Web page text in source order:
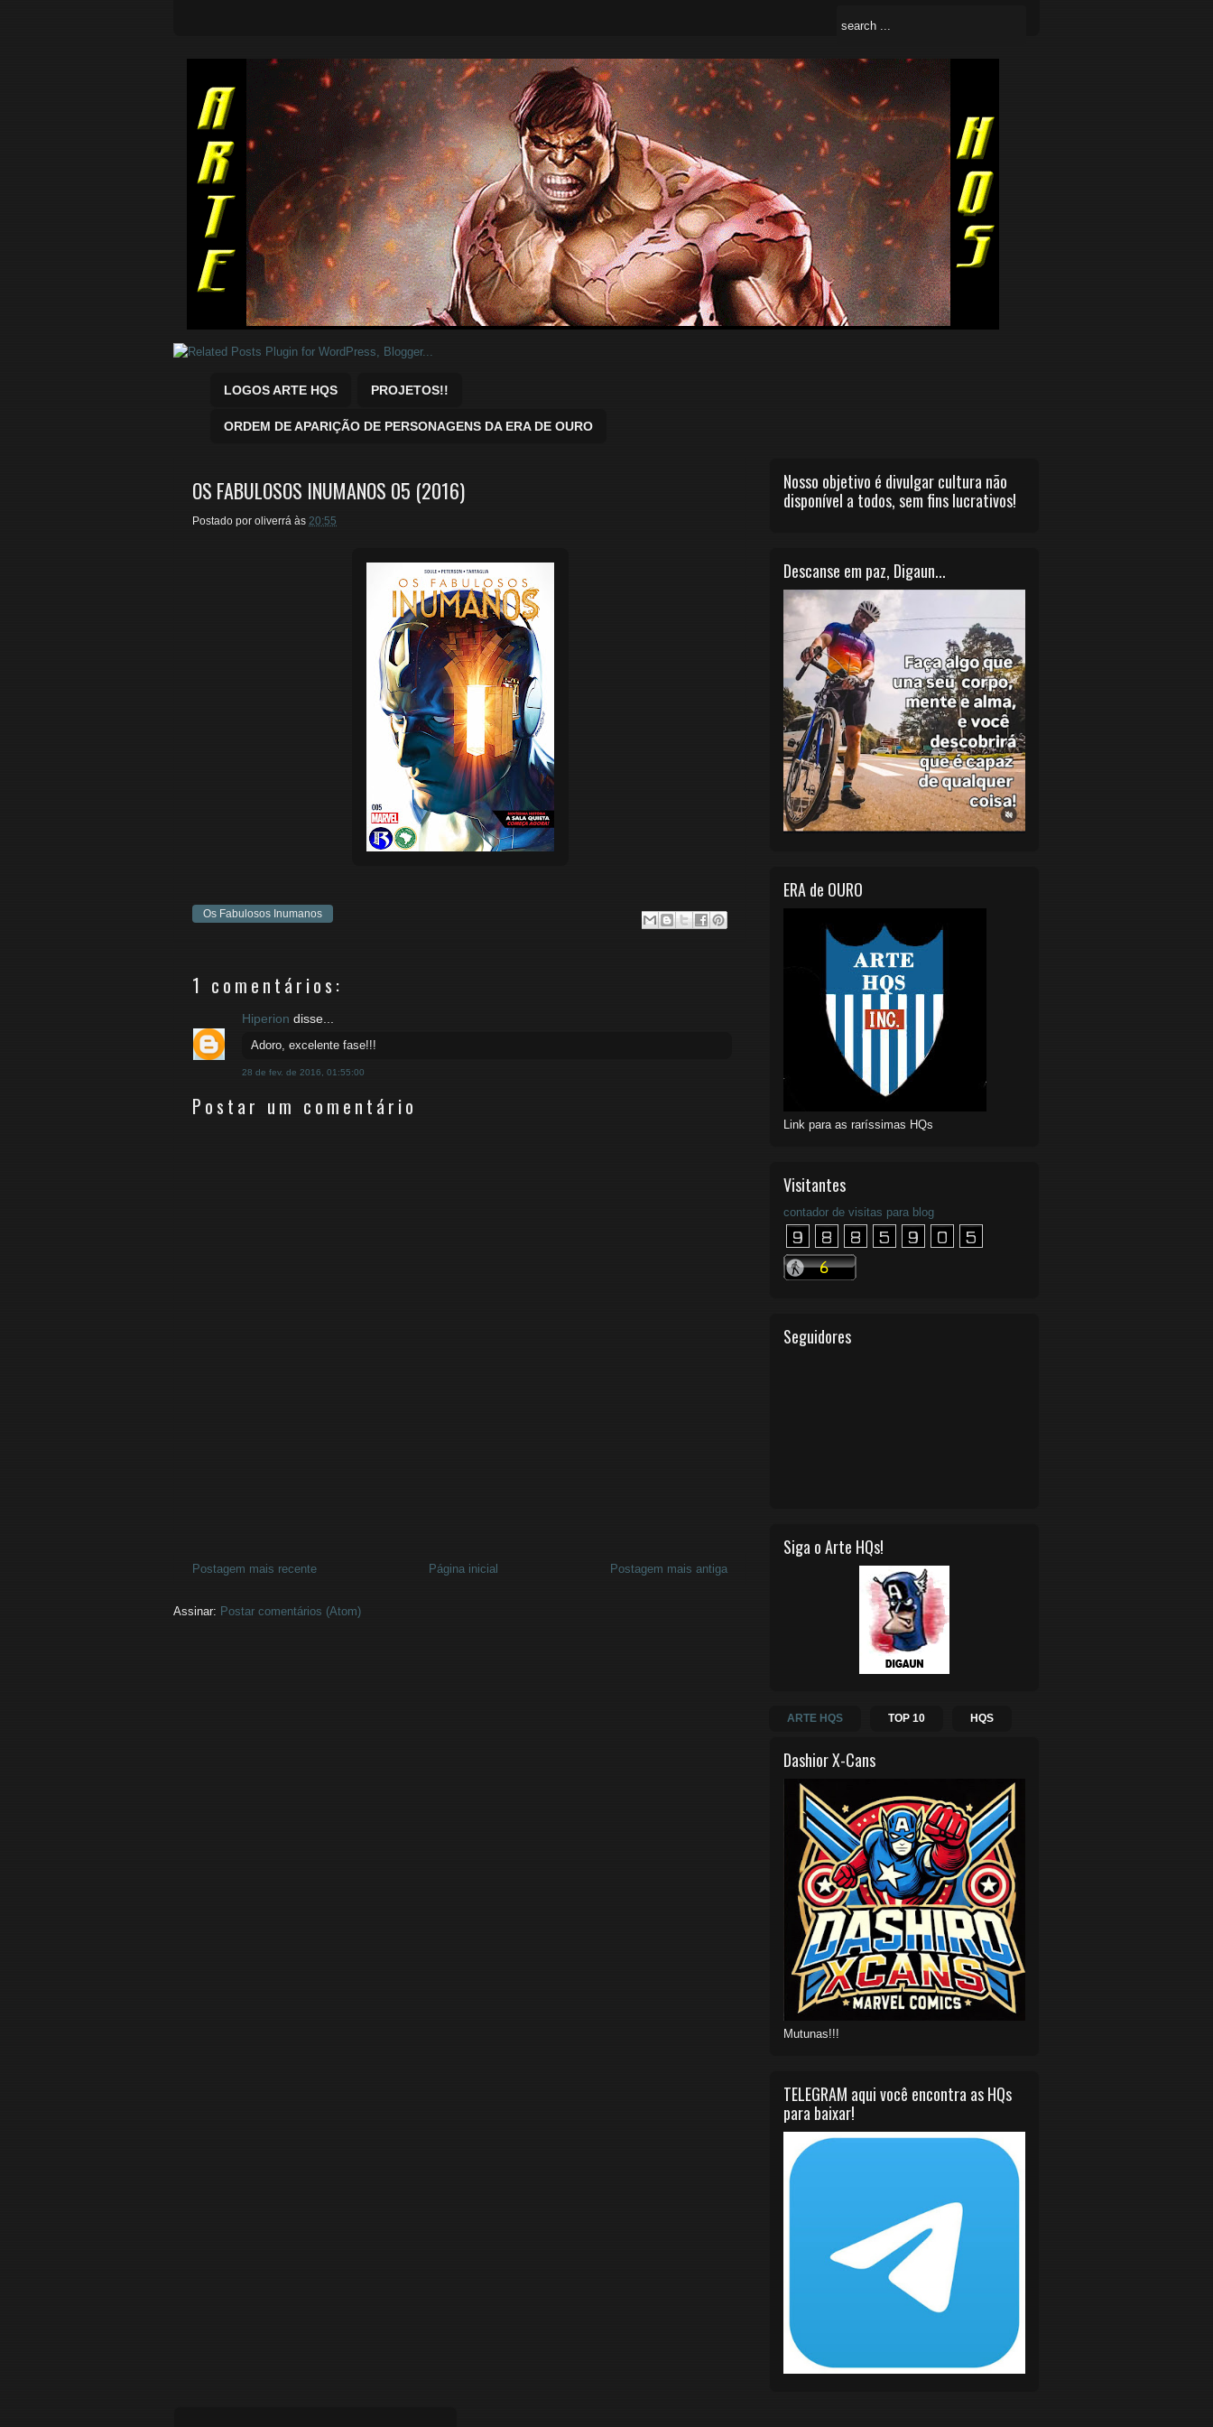
Quadrinhos Marvel e DC para baixar.
LOGOS ARTE HQS PROJETOS!!
ORDEM DE APARIÇÃO DE PERSONAGENS DA ERA DE OURO
OS FABULOSOS INUMANOS 05 (2016)
Postado por oliverrá às 20:55
Os Fabulosos Inumanos
1 comentários:
Hiperion disse...
Adoro, excelente fase!!!
28 de fev. de 2016, 01:55:00
Postar um comentário
Postagem mais recente Postagem mais antiga
Página inicial
Assinar: Postar comentários (Atom)
Nosso objetivo é divulgar cultura não
disponível a todos, sem fins lucrativos!
Descanse em paz, Digaun...
ERA de OURO
Link para as raríssimas HQs
Visitantes
contador de visitas para blog
Seguidores
Siga o Arte HQs!
ARTE HQS TOP 10 HQS
Dashior X-Cans
Mutunas!!!
TELEGRAM aqui você encontra as HQs
para baixar!